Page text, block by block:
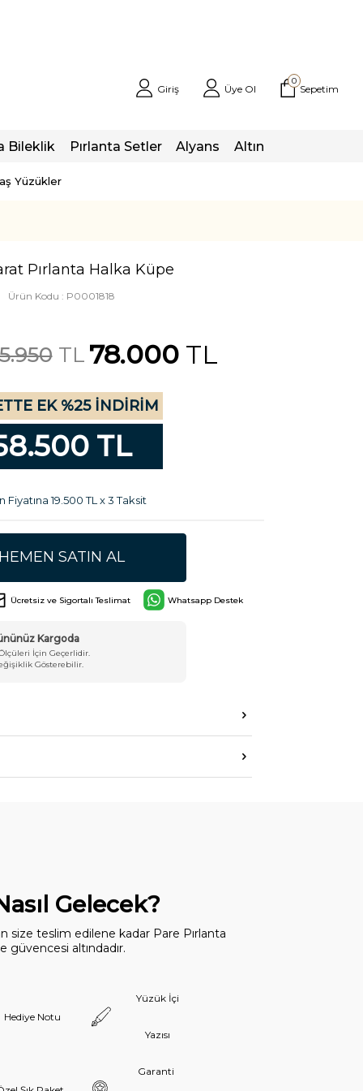
Giriş Üye Ol
0
Sepetim
Bileklik Pırlanta Setler Alyans Altın
Yüzükler
Pırlanta Halka Küpe
Ürün Kodu : P0001818
TL 78.000TL
EK %25 İNDİRİM
TL
Fiyatına 19.500 TL x 3 Taksit
HEMEN SATIN AL
Ücretsiz ve Sigortalı Teslimat Whatsapp Destek
Kargoda
İçin Geçerlidir.
Gösterebilir.
Gelecek?
size teslim edilene kadar Pare Pırlanta
güvencesi altındadır.
Hediye Notu
Yüzük İçi
Yazısı
Garanti